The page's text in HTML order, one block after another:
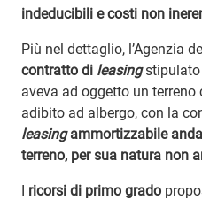
indeducibili e costi non
Più nel dettaglio, l’Agenzia
contratto di leasingstipulato
aveva ad oggetto un
adibito ad albergo, con la
leasingammortizzabile
terreno, per sua natura non
I ricorsi di primo grado